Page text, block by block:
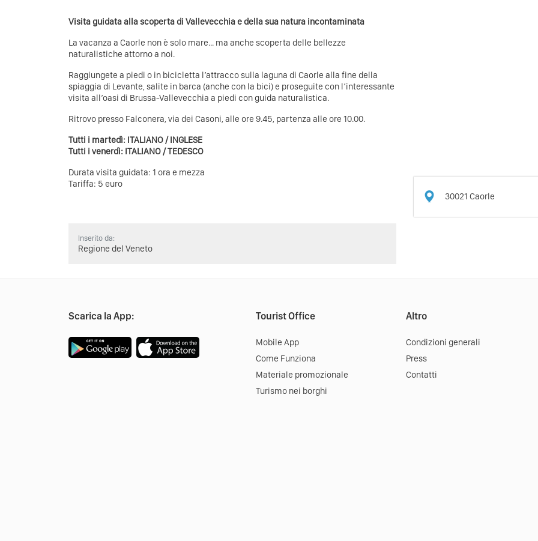
Visita guidata alla scoperta di Vallevecchia e della sua natura incontaminata
La vacanza a Caorle non è solo mare... ma anche scoperta delle bellezze
naturalistiche attorno a noi.
Raggiungete a piedi o in bicicletta l’attracco sulla laguna di Caorle alla fine della
spiaggia di Levante, salite in barca (anche con la bici) e proseguite con l’interessante
visita all’oasi di Brussa-Vallevecchia a piedi con guida naturalistica.
Ritrovo presso Falconera, via dei Casoni, alle ore 9.45, partenza alle ore 10.00.
Tutti i martedì: ITALIANO / INGLESE
Tutti i venerdì: ITALIANO / TEDESCO
Durata visita guidata: 1 ora e mezza
Tariffa: 5 euro
Inserito da:
Regione del Veneto
30021 Caorle
Scarica la App: Tourist Office
Mobile App
Come Funziona
Materiale promozionale
Turismo nei borghi
Altro
Condizioni generali
Press
Contatti